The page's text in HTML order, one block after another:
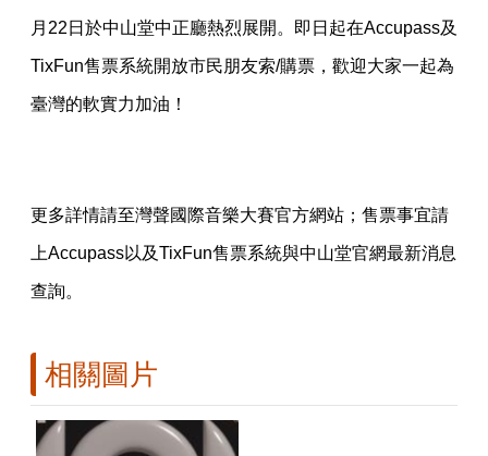
月22日於中山堂中正廳熱烈展開。即日起在Accupass及
TixFun售票系統開放市民朋友索/購票，歡迎大家一起為
臺灣的軟實力加油！
更多詳情請至灣聲國際音樂大賽官方網站；售票事宜請
上Accupass以及TixFun售票系統與中山堂官網最新消息
查詢。
相關圖片